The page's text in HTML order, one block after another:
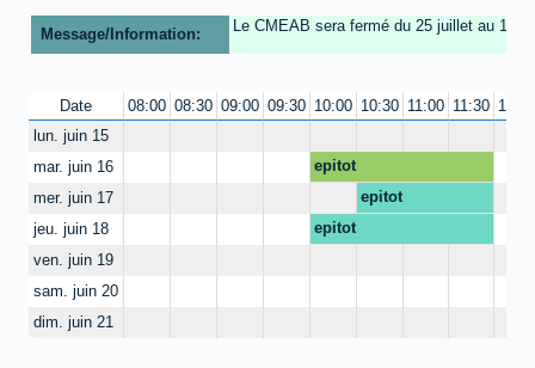
Message/Information: Le CMEAB sera fermé du 25 juillet au 16
Date 08:00 08:30 09:00 09:30 10:00 10:30 11:00 11:30 12:00
lun. juin 15
mar. juin 16
epitot
mer. juin 17
epitot
jeu. juin 18
epitot
ven. juin 19
sam. juin 20
dim. juin 21